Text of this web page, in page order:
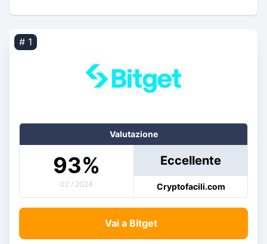
# 1
Valutazione
93%
02 / 2024
Eccellente
Cryptofacili.com
Vai a Bitget